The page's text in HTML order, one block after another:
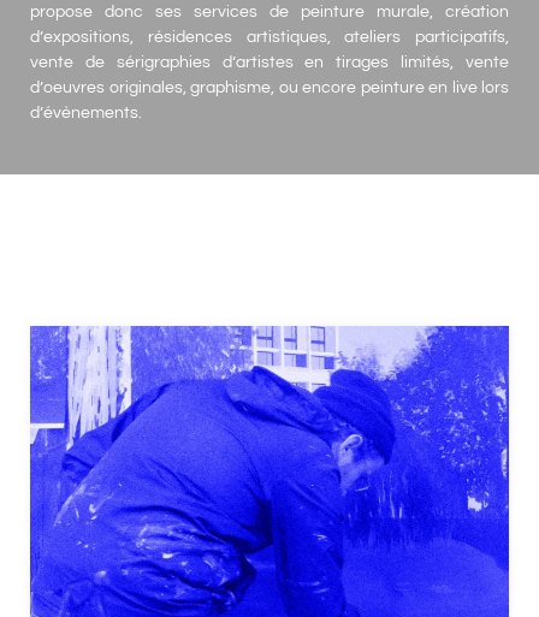
propose donc ses services de peinture murale, création
d’expositions, résidences artistiques, ateliers participatifs,
vente de sérigraphies d’artistes en tirages limités, vente
d’oeuvres originales, graphisme, ou encore peinture en live lors
d’évènements.